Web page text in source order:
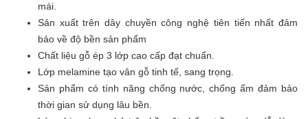
mái.
Sản xuất trên dây chuyền công nghệ tiên tiến nhất đảm
bảo về độ bền sản phẩm
Chất liệu gỗ ép 3 lớp cao cấp đạt chuẩn.
Lớp melamine tạo vân gỗ tinh tế, sang trọng.
Sản phẩm có tính năng chống nước, chống ẩm đảm bảo
thời gian sử dụng lâu bền.